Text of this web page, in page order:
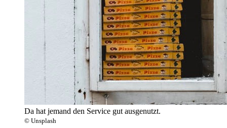
Da hat jemand den Service gut ausgenutzt.
© Unsplash